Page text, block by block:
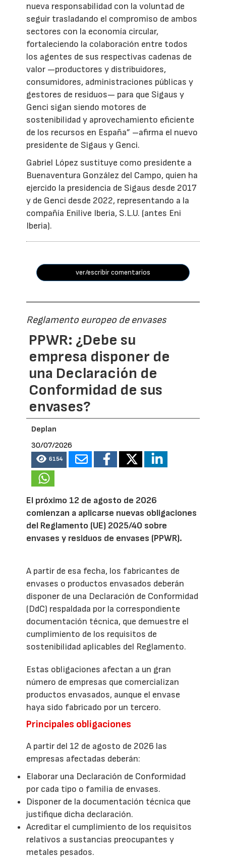
nueva responsabilidad con la voluntad de
seguir trasladando el compromiso de ambos
sectores con la economía circular,
fortaleciendo la colaboración entre todos
los agentes de sus respectivas cadenas de
valor —productores y distribuidores,
consumidores, administraciones públicas y
gestores de residuos— para que Sigaus y
Genci sigan siendo motores de
sostenibilidad y aprovechamiento eficiente
de los recursos en España” –afirma el nuevo
presidente de Sigaus y Genci.
Gabriel López sustituye como presidente a
Buenaventura González del Campo, quien ha
ejercido la presidencia de Sigaus desde 2017
y de Genci desde 2022, representando a la
compañía Enilive Iberia, S.L.U. (antes Eni
Iberia).
ver/escribir comentarios
Reglamento europeo de envases
PPWR: ¿Debe su
empresa disponer de
una Declaración de
Conformidad de sus
envases?
Deplan
30/07/2026
6154
El próximo 12 de agosto de 2026
comienzan a aplicarse nuevas obligaciones
del Reglamento (UE) 2025/40 sobre
envases y residuos de envases (PPWR).
A partir de esa fecha, los fabricantes de
envases o productos envasados deberán
disponer de una Declaración de Conformidad
(DdC) respaldada por la correspondiente
documentación técnica, que demuestre el
cumplimiento de los requisitos de
sostenibilidad aplicables del Reglamento.
Estas obligaciones afectan a un gran
número de empresas que comercializan
productos envasados, aunque el envase
haya sido fabricado por un tercero.
Principales obligaciones
A partir del 12 de agosto de 2026 las
empresas afectadas deberán:
Elaborar una Declaración de Conformidad
por cada tipo o familia de envases.
Disponer de la documentación técnica que
justifique dicha declaración.
Acreditar el cumplimiento de los requisitos
relativos a sustancias preocupantes y
metales pesados.